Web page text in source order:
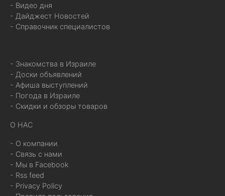
- Видео дня
- Дайджест Новостей
- Справочник специалистов
- Знакомства в Израиле
- Доски объявлений
- Афиша выступлений
- Погода в Израиле
- Скидки и обзоры товаров
О НАС
- О компании
- Связь с нами
- Мы в Facebook
- Rss feed
- Privacy Policy